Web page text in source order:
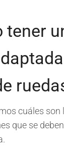
tener
cuáles son
que se